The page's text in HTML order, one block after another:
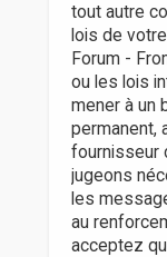
tout autre
lois de
Forum -
ou les lois
mener à un
permanent,
fournisseur
jugeons
les
au
acceptez